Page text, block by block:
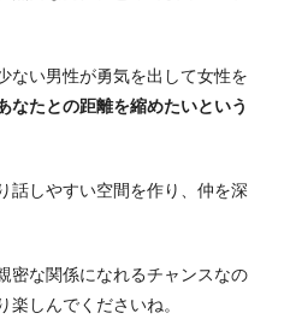
ない男性が勇気を出して女性を
なたとの距離を縮めたいという
話しやすい空間を作り、仲を深
密な関係になれるチャンスなの
楽しんでくださいね。